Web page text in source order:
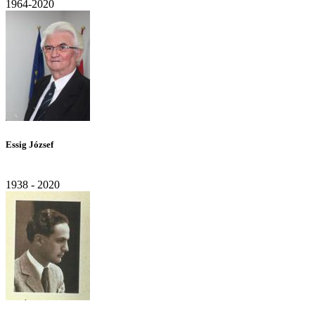
1964-2020
Essig József
1938 - 2020